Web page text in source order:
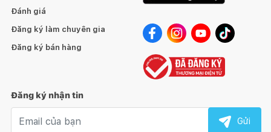
giường đệm lớn (queen size) hoặc có thể trải trực tiếp trên
Đệm mỏng mút hoạt tính WELLPUR N T110 chất lượng được
được đảm bảo bởi JYSK – Nhà cung cấp giải pháp trang trí và
nội thất phong cách Bắc Âu đến từ Đan Mạch. Tại JYSK có
mã để bạn có thể lựa chọn được sản phẩm phù hợp với nhu
cầu. Với hệ thống chuỗi cửa hàng cùng kênh bán hàng online
vận hành ổn định, đội ngũ chăm sóc khách hàng chuyên
Đánh giá
Đăng ký làm chuyên gia
Đăng ký bán hàng
Đăng ký nhận tin
Gửi